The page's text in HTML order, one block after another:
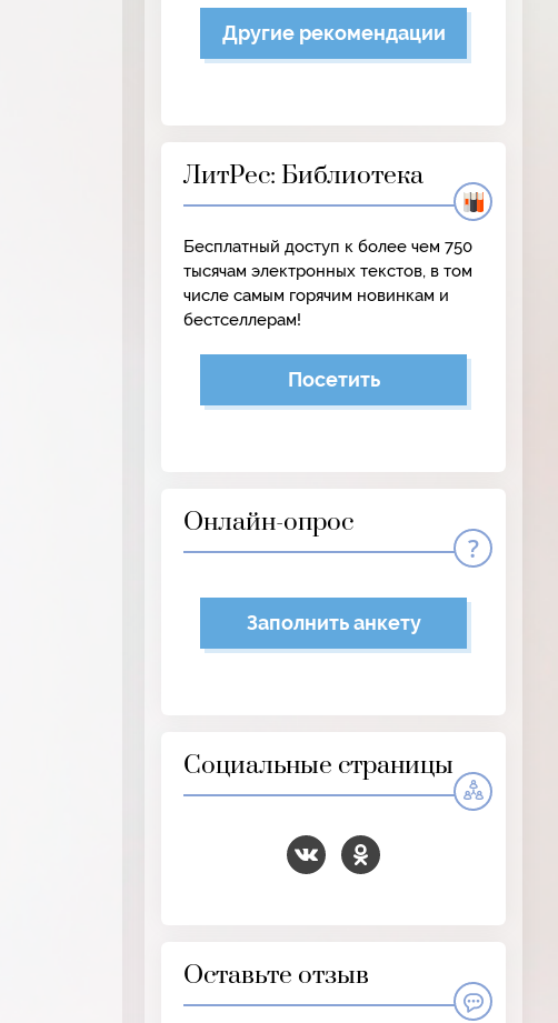
Другие рекомендации
ЛитРес: Библиотека
Бесплатный доступ к более чем 750
тысячам электронных текстов, в том
числе самым горячим новинкам и
бестселлерам!
Посетить
Онлайн-опрос
Заполнить анкету
Социальные страницы
Оставьте отзыв